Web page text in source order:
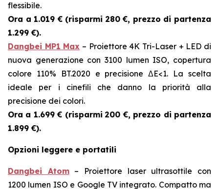
flessibile.
Ora a 1.019 € (risparmi 280 €, prezzo di partenza
1.299 €).
Dangbei MP1 Max – Proiettore 4K Tri-Laser + LED di
nuova generazione con 3100 lumen ISO, copertura
colore 110% BT.2020 e precisione ΔE<1. La scelta
ideale per i cinefili che danno la priorità alla
precisione dei colori.
Ora a 1.699 € (risparmi 200 €, prezzo di partenza
1.899 €).
Opzioni leggere e portatili
Dangbei Atom– Proiettore laser ultrasottile con
1200 lumen ISO e Google TV integrato. Compatto ma